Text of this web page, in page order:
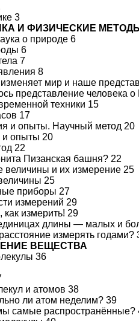
3
И ФИЗИЧЕСКИЕ
о природе 6
6
7
8
мир и наше
представление человека
техники 15
17
и опыты. Научный метод 20
и опыты 20
22
Пизанская башня? 22
величины и их измерение 25
25
приборы 27
измерений 29
измерить! 29
длины — малых и
измерять годами?
ВЕЩЕСТВА
36
и атомов 38
ли атом неделим? 39
самые распространённые?